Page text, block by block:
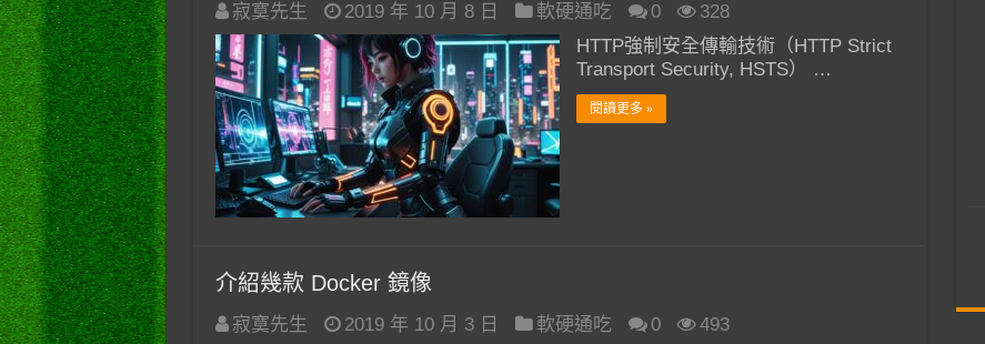
寂寞先生 2019 年 10 月 8 日 軟硬通吃 0
328
HTTP強制安全傳輸技術（HTTP Strict
Transport Security, HSTS） …
閱讀更多 »
介紹幾款 Docker 鏡像
寂寞先生 2019 年 10 月 3 日 軟硬通吃 0
493